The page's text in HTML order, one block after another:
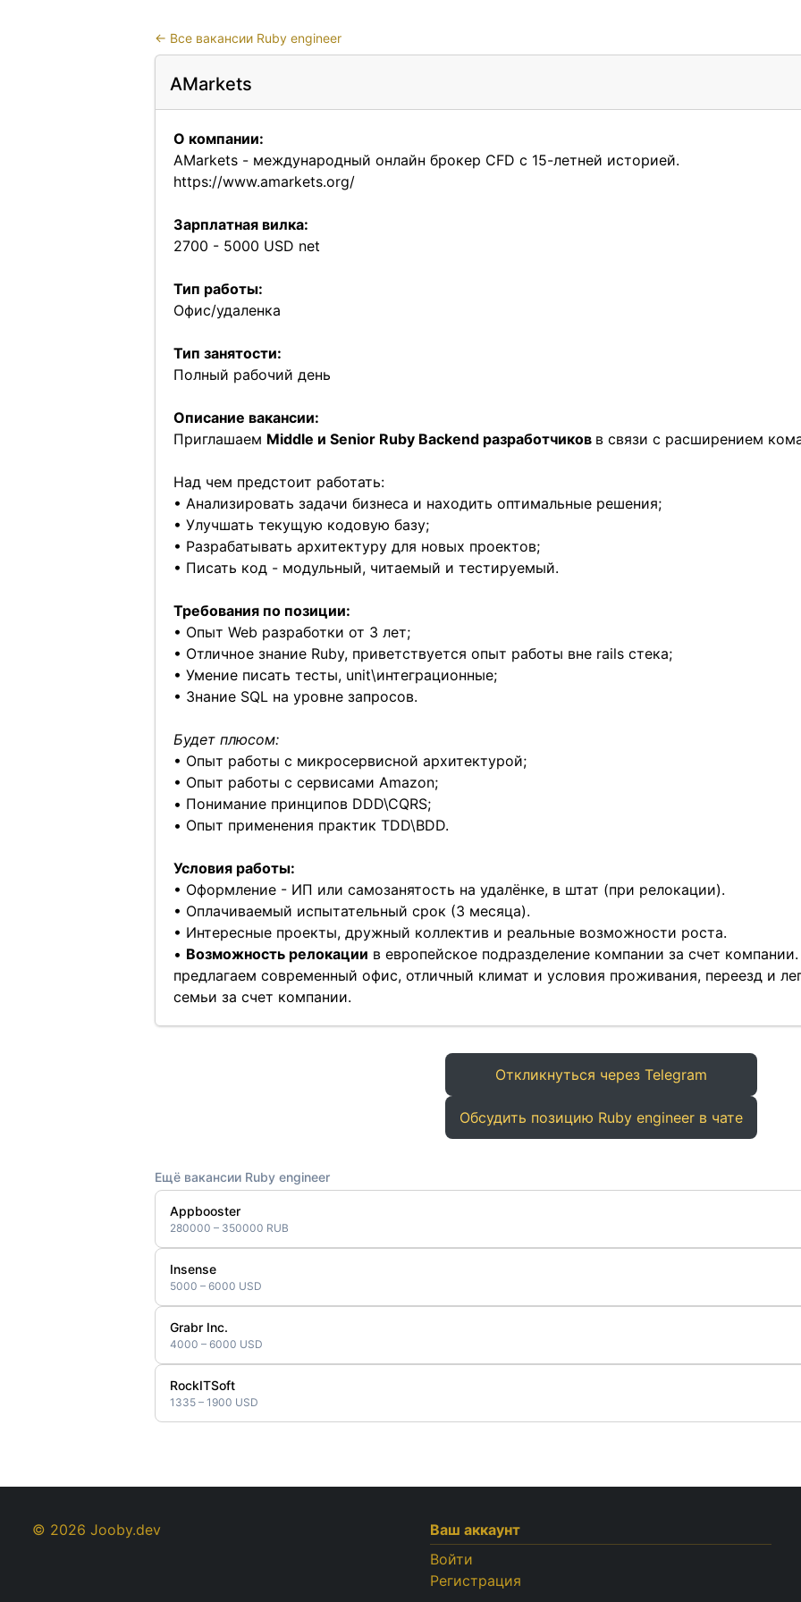
← Все вакансии Ruby engineer
AMarkets
О компании:
AMarkets - международный онлайн брокер CFD с 15-летней историей.
https://www.amarkets.org/
Зарплатная вилка:
2700 - 5000 USD net
Тип работы:
Офис/удаленка
Тип занятости:
Полный рабочий день
Описание вакансии:
Приглашаем Middle и Senior Ruby Backend разработчиков в связи с расширением
Над чем предстоит работать:
• Анализировать задачи бизнеса и находить оптимальные решения;
• Улучшать текущую кодовую базу;
• Разрабатывать архитектуру для новых проектов;
• Писать код - модульный, читаемый и тестируемый.
Требования по позиции:
• Опыт Web разработки от 3 лет;
• Отличное знание Ruby, приветствуется опыт работы вне rails стека;
• Умение писать тесты, unit\интеграционные;
• Знание SQL на уровне запросов.
Будет плюсом:
• Опыт работы с микросервисной архитектурой;
• Опыт работы с сервисами Amazon;
• Понимание принципов DDD\CQRS;
• Опыт применения практик TDD\BDD.
Условия работы:
• Оформление - ИП или самозанятость на удалёнке, в штат (при релокации).
• Оплачиваемый испытательный срок (3 месяца).
• Интересные проекты, дружный коллектив и реальные возможности роста.
• Возможность релокации в европейское подразделение компании за счет
предлагаем современный офис, отличный климат и условия проживания, переезд и
семьи за счет компании.
Откликнуться через Telegram
Обсудить позицию Ruby engineer в чате
Ещё вакансии Ruby engineer
Appbooster
280000 – 350000 RUB
Insense
5000 – 6000 USD
Grabr Inc.
4000 – 6000 USD
RockITSoft
1335 – 1900 USD
© 2026 Jooby.dev
Ваш аккаунт
Войти
Регистрация